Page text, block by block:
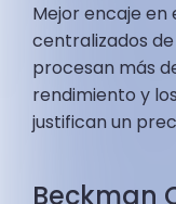
Mejor encaje
centralizados
procesan más
rendimiento y
justifican un
Beckman